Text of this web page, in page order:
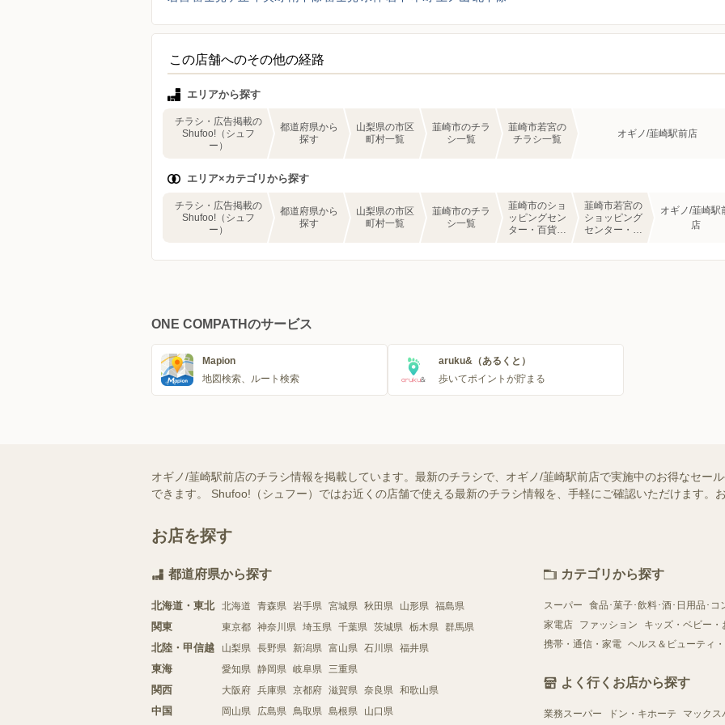
この店舗へのその他の経路
エリアから探す
チラシ・広告掲載の
Shufoo!（シュフ
ー）
都道府県から
探す
山梨県の市区
町村一覧
韮崎市のチラ
シ一覧
韮崎市若宮の
チラシ一覧
オギノ/韮崎駅前店
エリア×カテゴリから探す
チラシ・広告掲載の
Shufoo!（シュフ
ー）
都道府県から
探す
山梨県の市区
町村一覧
韮崎市のチラ
シ一覧
韮崎市のショ
ッピングセン
ター・百貨店
韮崎市若宮の
ショッピング
センター・百
オギノ/韮崎駅
店
ONE COMPATHのサービス
Mapion
地図検索、ルート検索
aruku&（あるくと）
歩いてポイントが貯まる
オギノ/韮崎駅前店のチラシ情報を掲載しています。最新のチラシで、オギノ/韮崎駅前店で実施中のお得なセー
できます。 Shufoo!（シュフー）ではお近くの店舗で使える最新のチラシ情報を、手軽にご確認いただけます。
お店を探す
都道府県から探す
北海道・東北 北海道 青森県 岩手県 宮城県 秋田県 山形県 福島県
関東 東京都 神奈川県 埼玉県 千葉県 茨城県 栃木県 群馬県
北陸・甲信越 山梨県 長野県 新潟県 富山県 石川県 福井県
東海 愛知県 静岡県 岐阜県 三重県
関西 大阪府 兵庫県 京都府 滋賀県 奈良県 和歌山県
中国 岡山県 広島県 鳥取県 島根県 山口県
カテゴリから探す
スーパー
食品･菓子･飲料･酒･日用品･コ
家電店
ファッション
キッズ・ベビー・
携帯・通信・家電 ヘルス＆ビューティ
よく行くお店から探す
業務スーパー ドン・キホーテ マックス